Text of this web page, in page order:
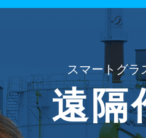
スマートグラ
遠隔